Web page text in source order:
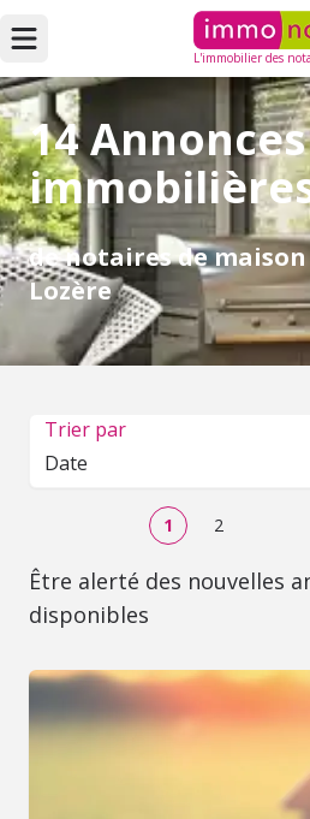
L'immobilier des
14 Annonces
de notaires de
Lozère
Trier par
Date
1 2
Être alerté des nouvelles
disponibles